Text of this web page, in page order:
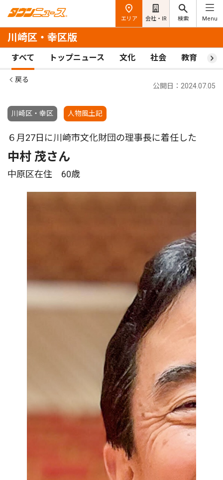
エリア 会社・IR 検索 Menu
川崎区・幸区版
すべて トップニュース 文化 社会 教育 ス
戻る
川崎区・幸区 人物風土記
公開日：2024.07.05
６月27日に川崎市文化財団の理事長に着任した
中村 茂さん
中原区在住 60歳